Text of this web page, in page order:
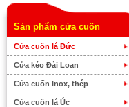
Sản phẩm cửa cuốn
Cửa cuốn lá Đức
Cửa kéo Đài Loan
Cửa cuốn Inox, thép
Cửa cuốn lá Úc